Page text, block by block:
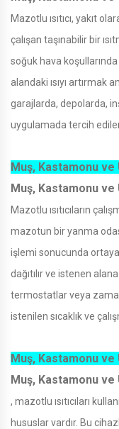
Mazotlu ısıtıcı, yakıt
çalışan taşınabilir bir
soğuk hava
alandaki ısıyı artırmak
garajlarda, depolarda,
uygulamada tercih
Muş, Kastamonu ve
Muş, Kastamonu ve
Mazotlu ısıtıcıların
mazotun bir yanma
işlemi sonucunda ortaya
dağıtılır ve istenen alana
termostatlar veya
istenilen sıcaklık ve
Muş, Kastamonu ve
Muş, Kastamonu ve
, mazotlu ısıtıcıları
hususlar vardır. Bu